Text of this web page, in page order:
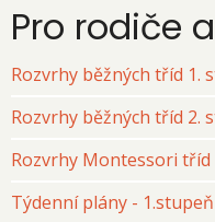
Pro rodiče
Rozvrhy běžných tříd 1.
Rozvrhy běžných tříd 2.
Rozvrhy Montessori tříd
Týdenní plány - 1.stupeň